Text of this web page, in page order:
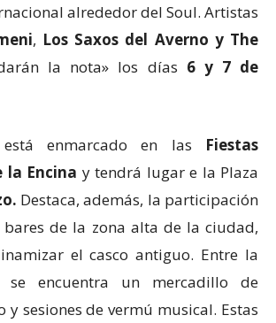
alrededor del Soul. Artistas
, Los Saxos del Averno y The
la nota» los días 6 y 7 de
enmarcado en las Fiestas
la Encina y tendrá lugar e la Plaza
Destaca, además, la participación
bares de la zona alta de la ciudad,
el casco antiguo. Entre la
se encuentra un mercadillo de
y sesiones de vermú musical. Estas